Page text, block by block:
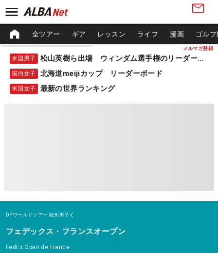
メルマガ登録
全ツアー ギア レッスン ライフ 漫画 ゴル
米国男子 松山英樹ら出場 ウィンダム選手権のリーダーボード
国内女子 北海道meijiカップ リーダーボード
米国女子 最新の世界ランキング
DPワールドツアー 欧州男子
フェデックス・フランスオープン
FedEx Open de France